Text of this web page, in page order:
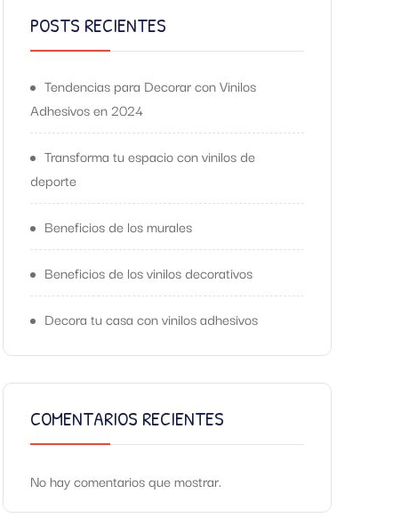
POSTS RECIENTES
Tendencias para Decorar con Vinilos
Adhesivos en 2024
Transforma tu espacio con vinilos de
deporte
Beneficios de los murales
Beneficios de los vinilos decorativos
Decora tu casa con vinilos adhesivos
COMENTARIOS RECIENTES
No hay comentarios que mostrar.